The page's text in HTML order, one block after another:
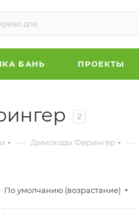
БАНЬ ПРОЕКТЫ
2
— Дымоходы Ферингер —
По умолчанию (возрастание)